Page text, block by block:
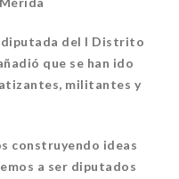
diputada del I Distrito
que se han ido
militantes y
construyendo ideas
a ser diputados